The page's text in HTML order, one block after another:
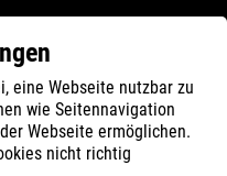
eine Webseite nutzbar zu
wie Seitennavigation
Webseite ermöglichen.
nicht richtig
Filter